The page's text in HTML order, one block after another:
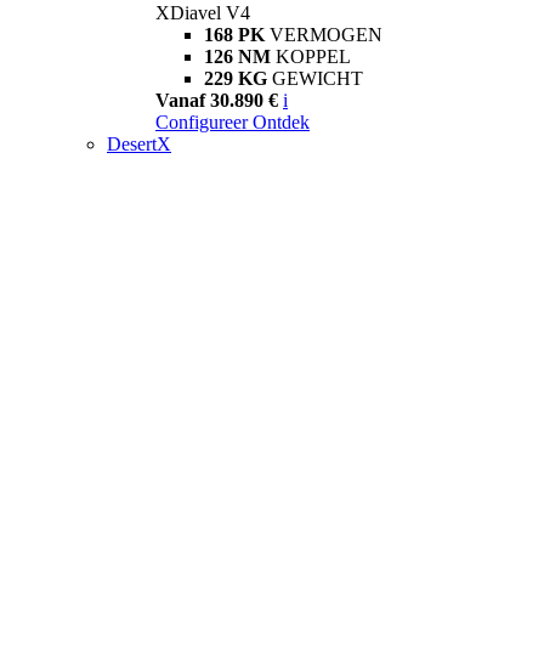
XDiavel V4
168 PK VERMOGEN
126 NM KOPPEL
229 KG GEWICHT
Vanaf 30.890 € i
Configureer Ontdek
DesertX